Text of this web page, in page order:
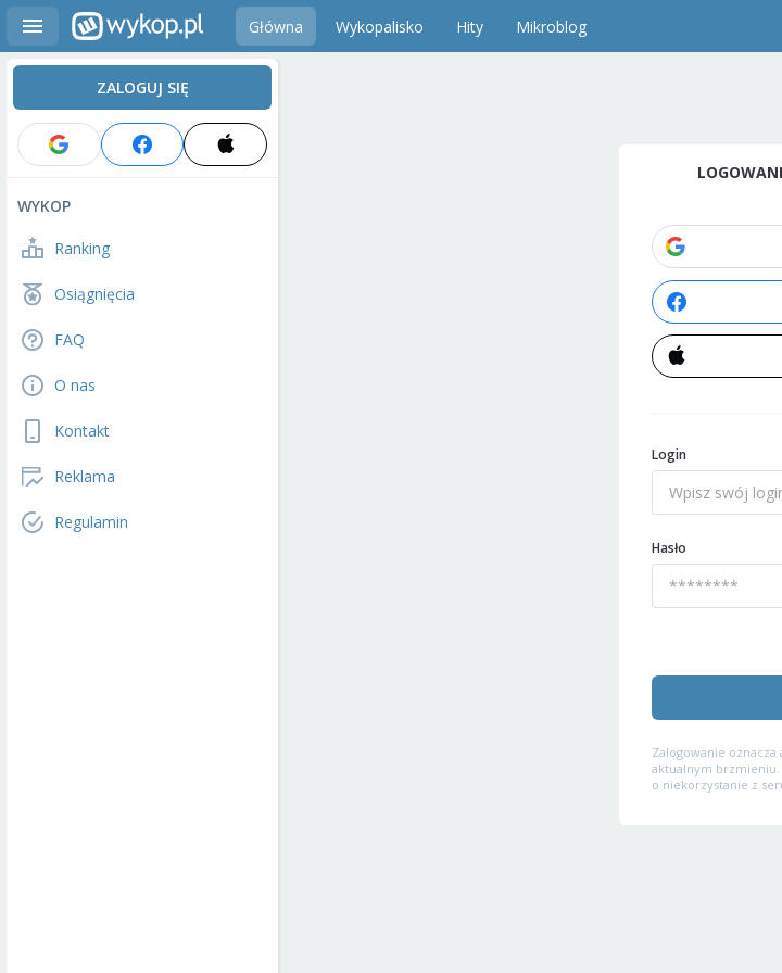
Główna Wykopalisko Hity Mikroblog
ZALOGUJ SIĘ
WYKOP
Ranking
Osiągnięcia
FAQ
O nas
Kontakt
Reklama
Regulamin
Login
Hasło
Zalogowanie oznacza
aktualnym brzmieniu.
o niekorzystanie z